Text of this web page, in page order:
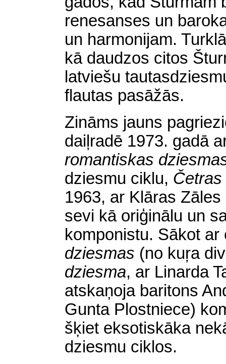
renesanses un
un harmonijam.
kā daudzos citos
latviešu
flautas pasāžās.
Zināms jauns
daiļradē 1973. gadā
romantiskas
dziesmu ciklu,
1963, ar Klāras
sevi kā oriģinālu un
komponistu. Sākot
dziesmas (no kuŗa
dziesma, ar Linarda
atskaņoja baritons
Gunta Plostniece)
šķiet eksotiskāka
dziesmu ciklos.